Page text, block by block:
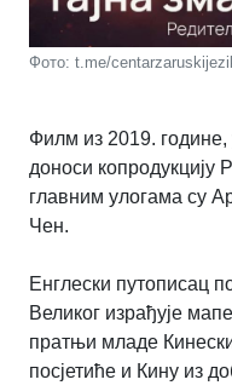
Фото: t.me/
Филм из 2019.
доноси копродукцију
главним улогама су
Чен.
Енглески путописац
Великог израђује
пратњи младе
посјетиће и Кину из